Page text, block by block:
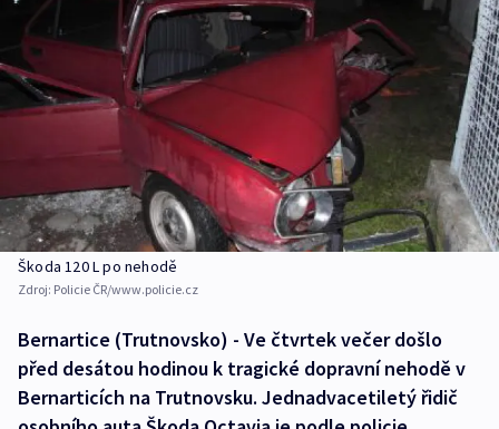
Škoda 120 L po nehodě
Zdroj: Policie ČR/www.policie.cz
Bernartice (Trutnovsko) - Ve čtvrtek večer došlo
před desátou hodinou k tragické dopravní nehodě v
Bernarticích na Trutnovsku. Jednadvacetiletý řidič